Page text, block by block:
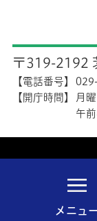
メニュ
〒319-2192
【電話番号】
【開庁時間】
月
午